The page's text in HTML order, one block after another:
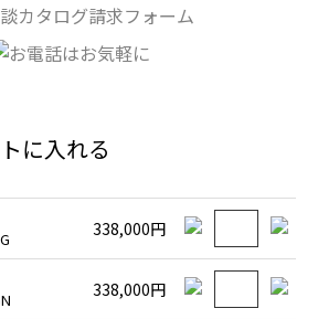
に入れる
338,000円
338,000円